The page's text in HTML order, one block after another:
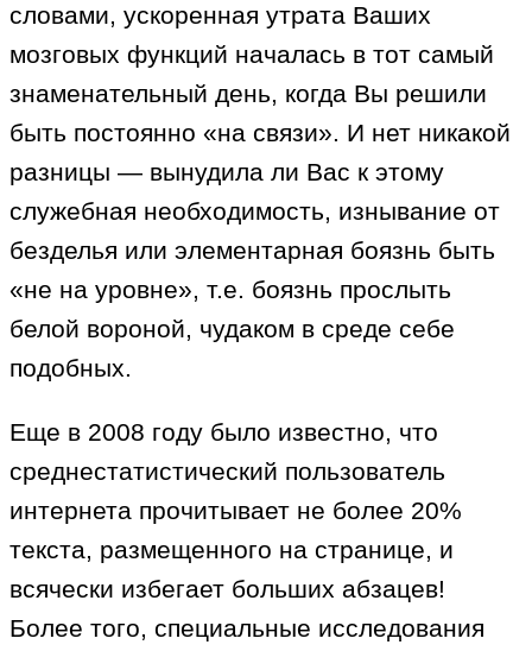
словами, ускоренная утрата Ваших
мозговых функций началась в тот самый
знаменательный день, когда Вы решили
быть постоянно «на связи». И нет никакой
разницы — вынудила ли Вас к этому
служебная необходимость, изнывание от
безделья или элементарная боязнь быть
«не на уровне», т.е. боязнь прослыть
белой вороной, чудаком в среде себе
подобных.
Еще в 2008 году было известно, что
среднестатистический пользователь
интернета прочитывает не более 20%
текста, размещенного на странице, и
всячески избегает больших абзацев!
Более того, специальные исследования